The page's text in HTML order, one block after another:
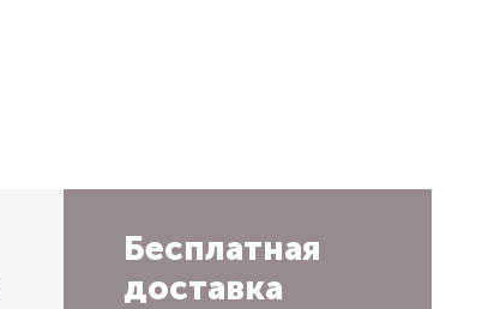
Бесплатная
доставка